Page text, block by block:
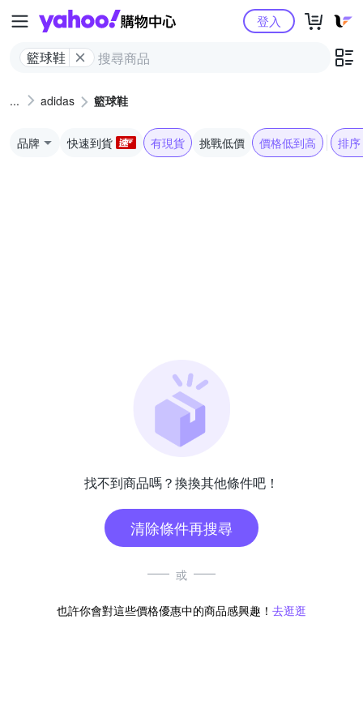
Yahoo購物中心
籃球鞋
登入
adidas 籃球鞋
品牌 快速到貨 有現貨 挑戰低價 價格低到高 排序
找不到商品嗎？換換其他條件吧！
清除條件再搜尋
或
也許你會對這些價格優惠中的商品感興趣！ 去逛逛